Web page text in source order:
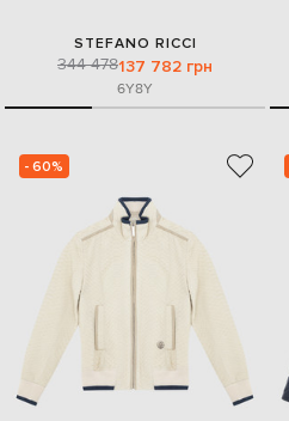
STEFANO RICCI
344 478137 782 грн
6Y8Y
- 60%